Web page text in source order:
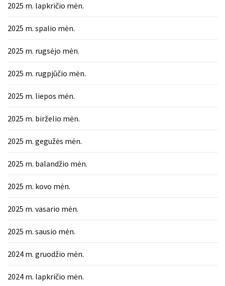
2025 m. lapkričio mėn.
2025 m. spalio mėn.
2025 m. rugsėjo mėn.
2025 m. rugpjūčio mėn.
2025 m. liepos mėn.
2025 m. birželio mėn.
2025 m. gegužės mėn.
2025 m. balandžio mėn.
2025 m. kovo mėn.
2025 m. vasario mėn.
2025 m. sausio mėn.
2024 m. gruodžio mėn.
2024 m. lapkričio mėn.